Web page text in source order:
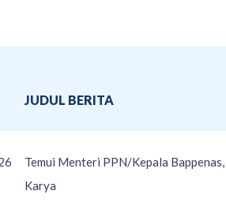
JUDUL BERITA
Temui Menteri PPN/Kepala
Karya